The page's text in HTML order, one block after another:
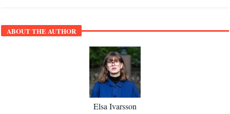
ABOUT THE AUTHOR
Elsa Ivarsson